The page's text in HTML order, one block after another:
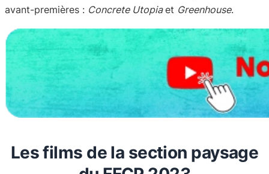
avant-premières : Concrete Utopiaet Greenhouse.
Les films de la section paysage